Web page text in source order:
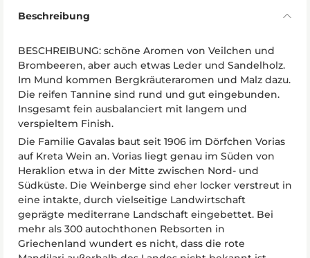
Beschreibung
BESCHREIBUNG: schöne Aromen von Veilchen und
Brombeeren, aber auch etwas Leder und Sandelholz.
Im Mund kommen Bergkräuteraromen und Malz dazu.
Die reifen Tannine sind rund und gut eingebunden.
Insgesamt fein ausbalanciert mit langem und
verspieltem Finish.
Die Familie Gavalas baut seit 1906 im Dörfchen Vorias
auf Kreta Wein an. Vorias liegt genau im Süden von
Heraklion etwa in der Mitte zwischen Nord- und
Südküste. Die Weinberge sind eher locker verstreut in
eine intakte, durch vielseitige Landwirtschaft
geprägte mediterrane Landschaft eingebettet. Bei
mehr als 300 autochthonen Rebsorten in
Griechenland wundert es nicht, dass die rote